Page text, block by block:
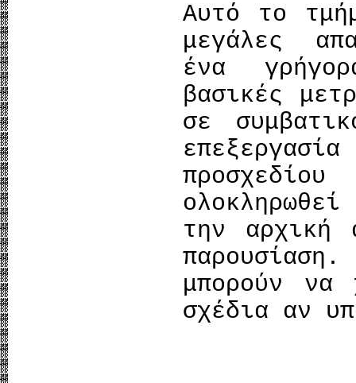
Αυτό το
μεγάλες
ένα
βασικές
σε
την αρχική
μπορούν να
σχέδια αν